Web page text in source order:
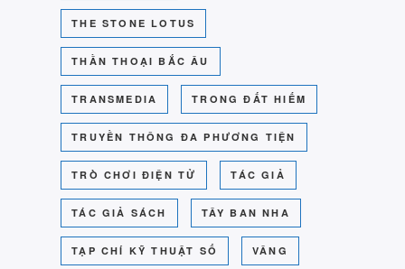
THE STONE LOTUS
THẦN THOẠI BẮC ÂU
TRANSMEDIA TRONG ĐẤT HIẾM
TRUYỀN THÔNG ĐA PHƯƠNG TIỆN
TRÒ CHƠI ĐIỆN TỬ TÁC GIẢ
TÁC GIẢ SÁCH TÂY BAN NHA
TẠP CHÍ KỸ THUẬT SỐ VÂNG